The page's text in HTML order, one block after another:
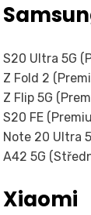
Ultra 5G
Fold 2
Flip 5G
FE
20 Ultra
A42 5G
Xiaomi